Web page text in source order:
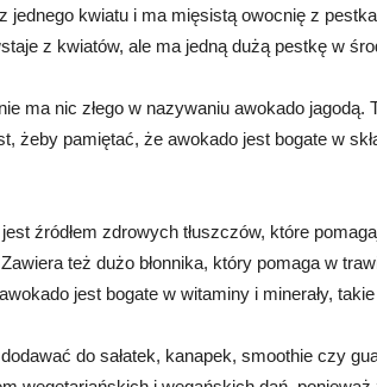
jednego kwiatu i ma mięsistą owocnię z
z kwiatów, ale ma jedną dużą pestkę w
ma nic złego w nazywaniu awokado
żeby pamiętać, że awokado jest bogate w
źródłem zdrowych tłuszczów, które
też dużo błonnika, który pomaga w
jest bogate w witaminy i minerały,
do sałatek, kanapek, smoothie czy